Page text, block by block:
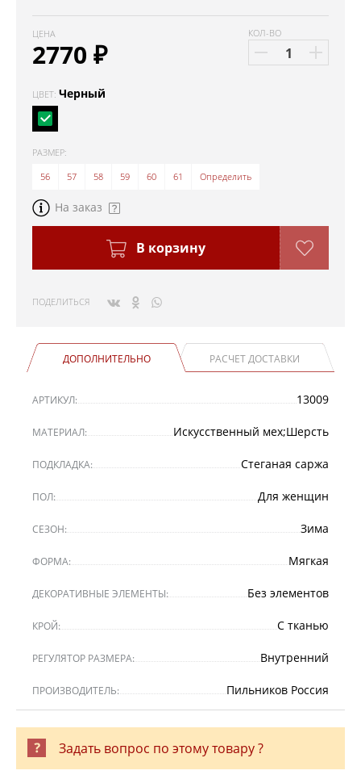
ЦЕНА
2770 ₽
КОЛ-ВО
ЦВЕТ: Черный
РАЗМЕР:
56
57 58 59 60 61 Определить
На заказ
В корзину
ПОДЕЛИТЬСЯ
ДОПОЛНИТЕЛЬНО РАСЧЕТ ДОСТАВКИ
АРТИКУЛ: 13009
МАТЕРИАЛ: Искусственный мех;Шерсть
ПОДКЛАДКА: Стеганая саржа
ПОЛ: Для женщин
СЕЗОН: Зима
ФОРМА: Мягкая
ДЕКОРАТИВНЫЕ ЭЛЕМЕНТЫ: Без элементов
КРОЙ: С тканью
РЕГУЛЯТОР РАЗМЕРА: Внутренний
ПРОИЗВОДИТЕЛЬ: Пильников Россия
Задать вопрос по этому товару ?